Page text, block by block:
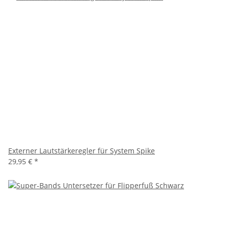
Externer Lautstärkeregler für System Spike
29,95 € *